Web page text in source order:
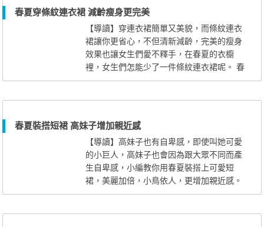
紅的開叉長裙，大膽的將開叉設計到大腿，
果敢利落，出街穿這套回頭率飆升，上面可
搭一款簡約的白T恤。 ...
春夏穿條紋連衣裙 減齡瘦身更完美
【導讀】穿連衣裙簡單又美貌，而條紋連衣
裙讓你更省心，不但清新減齡，完美的瘦身
效果也讓女生們愛不釋手，在春夏的衣櫥
裡，女生們怎能少了一件條紋連衣裙呢。 春
夏穿條紋連衣裙 減齡瘦身更完美 學院海
感，T恤背心的款式，腰部抽繩束腰，休閒顯
腰身，胸部拼接牛仔口袋，顯得更加大方，
頭上帶上同色系的條紋蝴蝶結，不但...
春夏裝搭短裙 高妹子增加親近感
【導讀】高妹子也有自卑感，即使叫她可愛
的小巨人，高妹子也會因為跟大眾不同而產
生自卑感，小編教你用春夏裝搭上可愛短
裙，美麗加倍，小鳥依人，更增加親近感。
高妹子裝扮look1 可愛的蓬蓬裙讓你